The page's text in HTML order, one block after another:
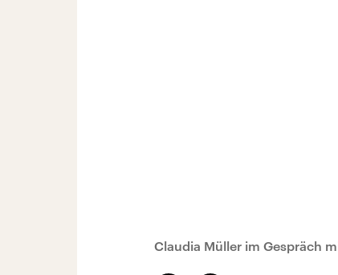
Claudia Müller im Gespräch